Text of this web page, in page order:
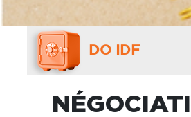
DO IDF